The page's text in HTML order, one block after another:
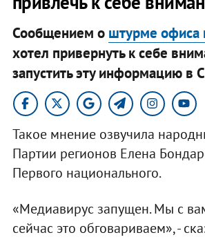
Сообщением о штурме офиса
хотел привернуть к себе
запустить эту информацию в
Такое мнение озвучила
Партии регионов Елена
Первого национального.
«Медиавирус запущен. Мы с
сейчас это обговариваем», -